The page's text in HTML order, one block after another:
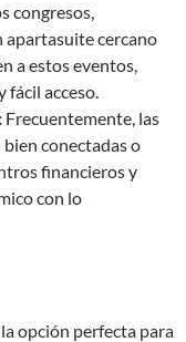
congresos,
apartasuite cercano
a estos eventos,
fácil acceso.
Frecuentemente, las
conectadas o
financieros y
con lo
la opción perfecta para